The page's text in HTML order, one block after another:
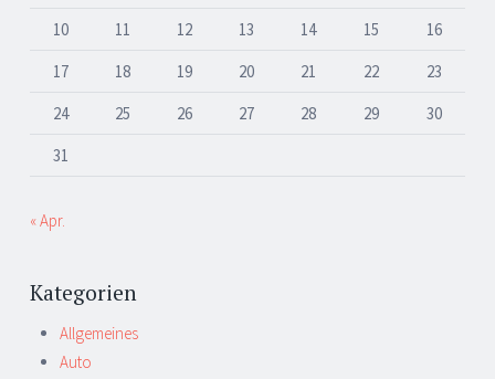
10
11 12 13 14 15
16
17
18 19 20 21 22
23
24
25 26 27 28 29
30
31
« Apr.
Kategorien
Allgemeines
Auto